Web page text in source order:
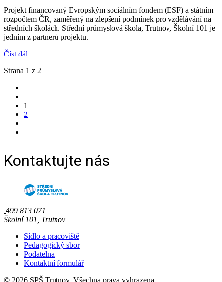
Projekt financovaný Evropským sociálním fondem (ESF) a státním
rozpočtem ČR, zaměřený na zlepšení podmínek pro vzdělávání na
středních školách. Střední průmyslová škola, Trutnov, Školní 101 je
jedním z partnerů projektu.
Číst dál …
Strana 1 z 2
1
2
Kontaktujte nás
499 813 071
Školní 101, Trutnov
Sídlo a pracoviště
Pedagogický sbor
Podatelna
Kontaktní formulář
© 2026 SPŠ Trutnov. Všechna práva vyhrazena.